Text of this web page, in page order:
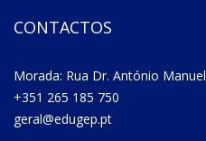
CONTACTOS
Morada: Rua Dr. António
+351 265 185 750
geral@edugep.pt